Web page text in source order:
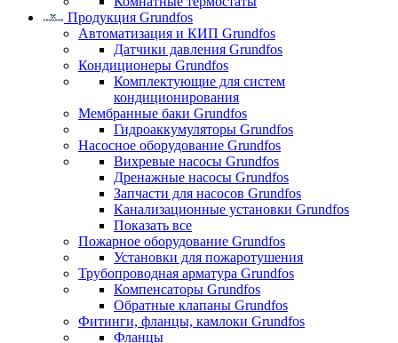
Продукция Grundfos
Автоматизация и КИП Grundfos
Датчики давления Grundfos
Кондиционеры Grundfos
Комплектующие для систем
кондиционирования
Мембранные баки Grundfos
Гидроаккумуляторы Grundfos
Насосное оборудование Grundfos
Вихревые насосы Grundfos
Дренажные насосы Grundfos
Запчасти для насосов Grundfos
Канализационные установки Grundfos
Показать все
Пожарное оборудование Grundfos
Установки для пожаротушения
Трубопроводная арматура Grundfos
Компенсаторы Grundfos
Обратные клапаны Grundfos
Фитинги, фланцы, камлоки Grundfos
Фланцы